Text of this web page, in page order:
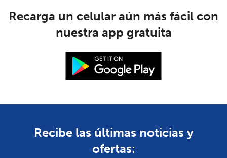
Recarga un celular aún más fácil con
nuestra app gratuita
Recibe las últimas noticias y
ofertas: